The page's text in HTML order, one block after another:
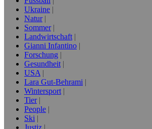
Ukraine
Natur
Sommer
Landwirtschaft
Gianni Infantino
Forschung
Gesundheit
USA
Lara Gut-Behrami
Wintersport
Tier
People
Ski
Justiz